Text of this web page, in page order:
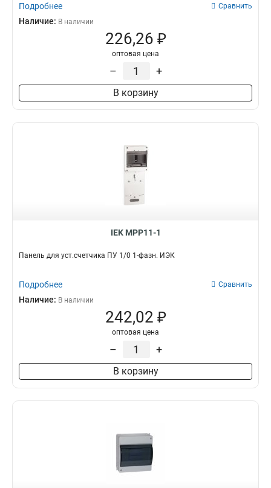
Подробнее Сравнить
Наличие: В наличии
226,26 ₽
оптовая цена
– +
В корзину
IEK MPP11-1
Панель для уст.счетчика ПУ 1/0 1-фазн. ИЭК
Подробнее Сравнить
Наличие: В наличии
242,02 ₽
оптовая цена
– +
В корзину